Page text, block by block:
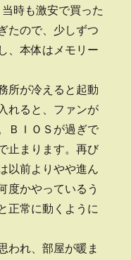
時も激安で買った
たので、少しずつ
、本体はメモリー
所が冷えると起動
れると、ファンが
ＢＩＯＳが過ぎで
止まります。再び
以前よりやや進ん
度かやっているう
正常に動くように
われ、部屋が暖ま